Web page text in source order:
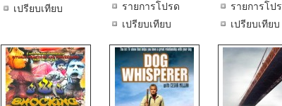
เปรียบเทียบ
รายการโปรด
เปรียบเทียบ
รายการโป
เปรียบเทียบ